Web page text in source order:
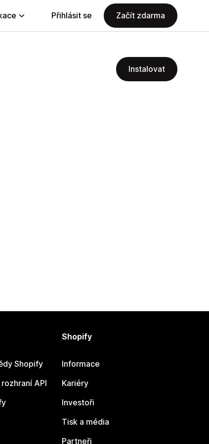
Přihlásit se Začít zdarma
Instalovat
Shopify
API
Shopify
Informace
Kariéry
Investoři
Tisk a média
Partneři